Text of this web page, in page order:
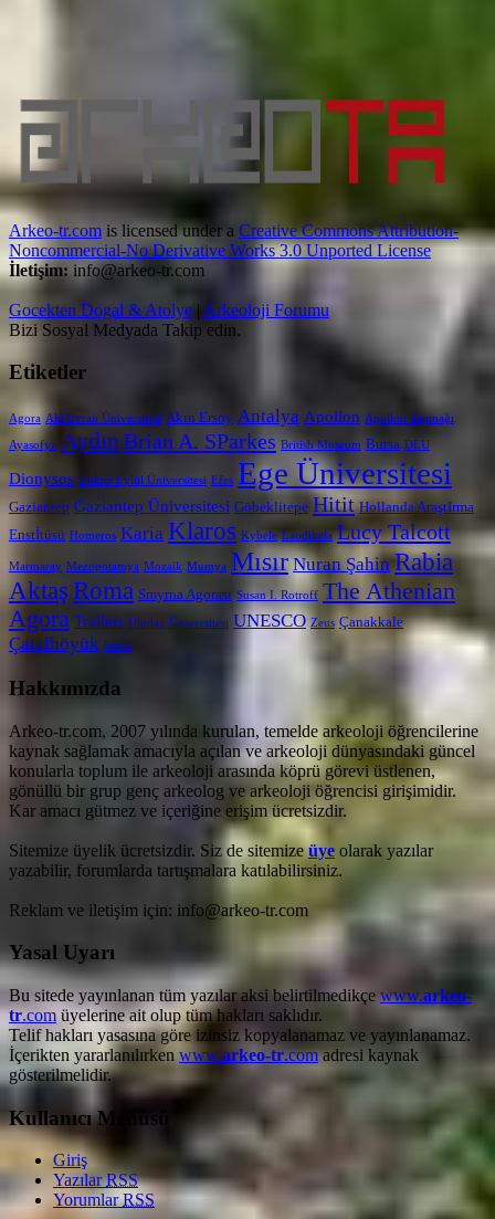
Arkeo-tr.com is licensed under a Creative Commons Attribution-
Noncommercial-No Derivative Works 3.0 Unported License
İletişim: info@arkeo-tr.com
Gocekten Dogal & Atolye | Arkeoloji Forumu
Bizi Sosyal Medyada Takip edin.
Etiketler
Agora Ahi Evran Üniversitesi Akın Ersoy Antalya Apollon Apollon Tapınağı
Ayasofya AydınBrian A. SParkes British Museum Bursa DEU
Dionysos Dokuz Eylül Üniversitesi Efes Ege Üniversitesi
Gaziantep Gaziantep Üniversitesi Göbeklitepe Hitit Hollanda AraştIrma
Enstİtüsü Homeros Karia Klaros Kybele Laodikeia Lucy Talcott
Marmaray Mezopotamya Mozaik Mumya Mısır Nuran Şahin Rabia
Aktaş Roma Smyrna Agorası Susan I. Rotroff The Athenian
Agora Tralleis Uludağ Üniversitesi UNESCO Zeus Çanakkale
Çatalhöyük İzmir
Hakkımızda
Arkeo-tr.com, 2007 yılında kurulan, temelde arkeoloji öğrencilerine
kaynak sağlamak amacıyla açılan ve arkeoloji dünyasındaki güncel
konularla toplum ile arkeoloji arasında köprü görevi üstlenen,
gönüllü bir grup genç arkeolog ve arkeoloji öğrencisi girişimidir.
Kar amacı gütmez ve içeriğine erişim ücretsizdir.
Sitemize üyelik ücretsizdir. Siz de sitemizeüye olarak yazılar
yazabilir, forumlarda tartışmalara katılabilirsiniz.
Reklam ve iletişim için: info@arkeo-tr.com
Yasal Uyarı
Bu sitede yayınlanan tüm yazılar aksi belirtilmedikçe www.arkeo-
tr.com üyelerine ait olup tüm hakları saklıdır.
Telif hakları yasasına göre izinsiz kopyalanamaz ve yayınlanamaz.
İçerikten yararlanılırken www.arkeo-tr.comadresi kaynak
gösterilmelidir.
Kullanıcı Menüsü
Giriş
YazılarRSS
YorumlarRSS